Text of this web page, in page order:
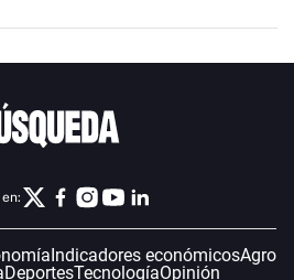
Indicadores económicosAgro
DeportesTecnologíaOpinión